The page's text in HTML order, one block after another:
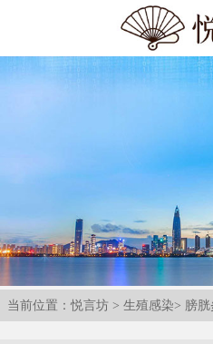
当前位置：悦言坊 > 生殖感染> 膀胱